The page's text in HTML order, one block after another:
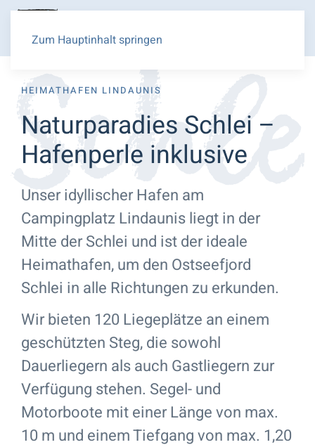
Zum Hauptinhalt springen
HEIMATHAFEN LINDAUNIS
Naturparadies Schlei –
Hafenperle inklusive
Unser idyllischer Hafen am
Campingplatz Lindaunis liegt in der
Mitte der Schlei und ist der ideale
Heimathafen, um den Ostseefjord
Schlei in alle Richtungen zu erkunden.
Wir bieten 120 Liegeplätze an einem
geschützten Steg, die sowohl
Dauerliegern als auch Gastliegern zur
Verfügung stehen. Segel- und
Motorboote mit einer Länge von max.
10 m und einem Tiefgang von max. 1,20